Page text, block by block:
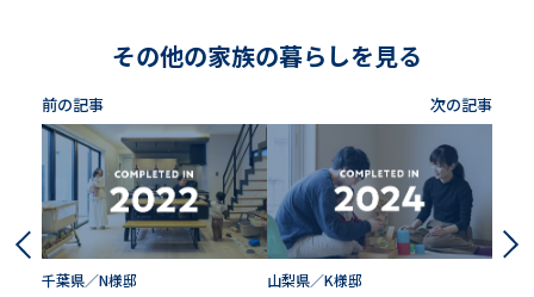
その他の家族の暮らしを見る
前の記事
千葉県／N様邸
次の記事
山梨県／K様邸